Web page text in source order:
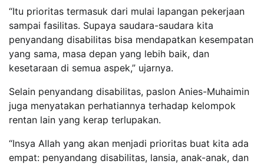
“Itu prioritas termasuk dari mulai lapangan pekerjaan
sampai fasilitas. Supaya saudara-saudara kita
penyandang disabilitas bisa mendapatkan kesempatan
yang sama, masa depan yang lebih baik, dan
kesetaraan di semua aspek,” ujarnya.
Selain penyandang disabilitas, paslon Anies-Muhaimin
juga menyatakan perhatiannya terhadap kelompok
rentan lain yang kerap terlupakan.
“Insya Allah yang akan menjadi prioritas buat kita ada
empat: penyandang disabilitas, lansia, anak-anak, dan